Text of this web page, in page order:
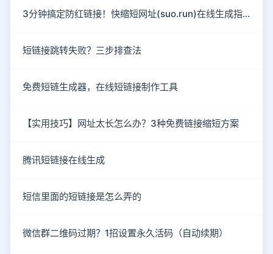
3分钟搞定防红链接！快缩短网址(suo.run)在线生成指南
短链接跳转失败？三步排查法
免费短链生成器，在线短链接制作工具
【实用技巧】网址太长怎么办？3种免费链接缩短方案
腾讯短链接在线生成
短信里面的短链接是怎么弄的
微信群二维码过期？1招设置永久活码（自动续期）